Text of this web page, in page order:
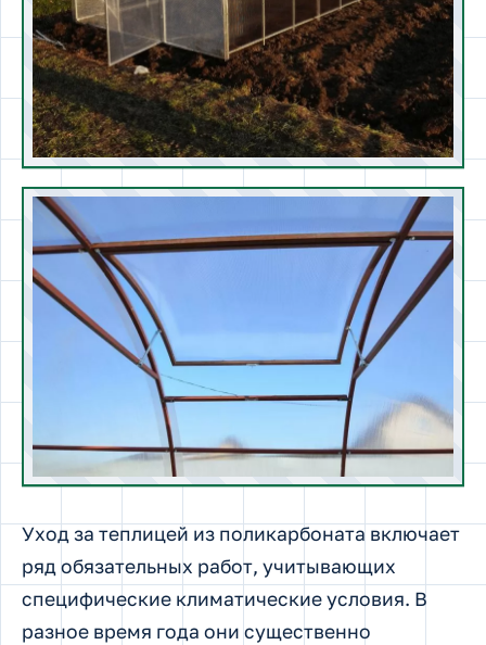
Уход за теплицей из поликарбоната включает
ряд обязательных работ, учитывающих
специфические климатические условия. В
разное время года они существенно